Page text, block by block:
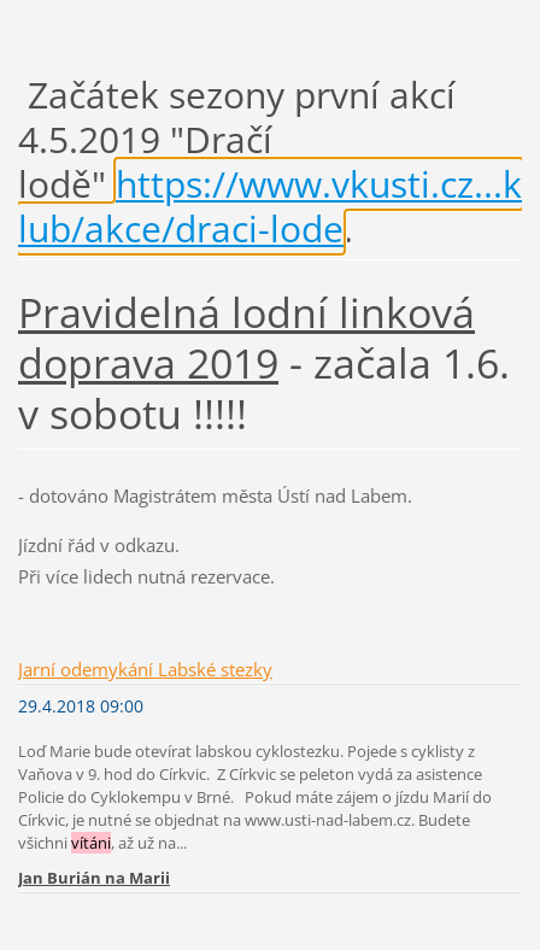
Začátek sezony první akcí
4.5.2019 "Dračí
lodě" https://www.vkusti.cz...k
lub/akce/draci-lode.
Pravidelná lodní linková
doprava 2019 - začala 1.6.
v sobotu !!!!!
- dotováno Magistrátem města Ústí nad Labem.
Jízdní řád v odkazu.
Při více lidech nutná rezervace.
Jarní odemykání Labské stezky
29.4.2018 09:00
Loď Marie bude otevírat labskou cyklostezku. Pojede s cyklisty z
Vaňova v 9. hod do Církvic. Z Církvic se peleton vydá za asistence
Policie do Cyklokempu v Brné. Pokud máte zájem o jízdu Marií do
Církvic, je nutné se objednat na www.usti-nad-labem.cz. Budete
všichnivítáni, až už na...
Jan Burián na Marii